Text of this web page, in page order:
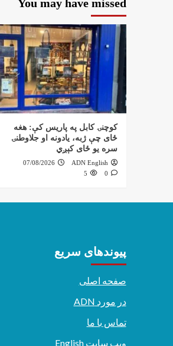
You may have missed
کوچنۍ کابل په پاریس کې: هغه
ځای چې ژبه، یادونه او جلاوطنۍ
سره یو ځای کېږي
ADN English
07/08/2026
0
5
پیوندهای سریع
صفحه اصلی
در مورد ADN
تماس با ما
ویب سایت English